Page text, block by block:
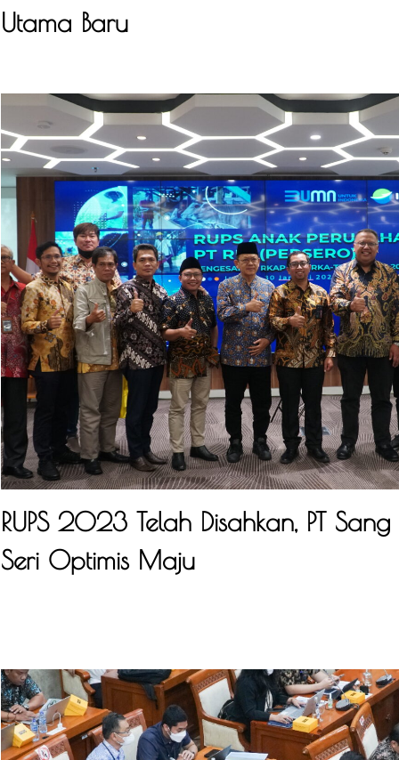
Utama Baru
RUPS 2023 Telah Disahkan, PT
Seri Optimis Maju